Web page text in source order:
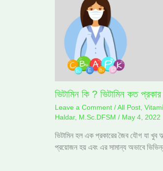
ভিটামিন কি ? ভিটামিন কত
Leave a Comment /All Post
Haldar, M.Sc.DFSM / May 4, 2022
ভিটামিন হল এক প্রকারের জৈব যৌগ যা খুব
প্রয়োজন হয় এবং এর সামান্য অভাবে